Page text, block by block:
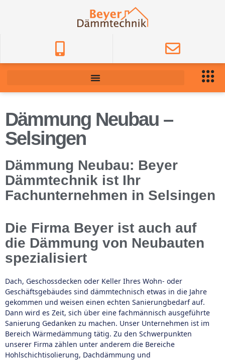
Dämmung Neubau –
Selsingen
Dämmung Neubau: Beyer
Dämmtechnik ist Ihr
Fachunternehmen in Selsingen
Die Firma Beyer ist auch auf
die Dämmung von Neubauten
spezialisiert
Dach, Geschossdecken oder Keller Ihres Wohn- oder
Geschäftsgebäudes sind dämmtechnisch etwas in die Jahre
gekommen und weisen einen echten Sanierungbedarf auf.
Dann wird es Zeit, sich über eine fachmännisch ausgeführte
Sanierung Gedanken zu machen. Unser Unternehmen ist im
Bereich Wärmedämmung tätig. Zu den Schwerpunkten
unserer Firma zählen unter anderem die Bereiche
Hohlschichtisolierung, Dachdämmung und